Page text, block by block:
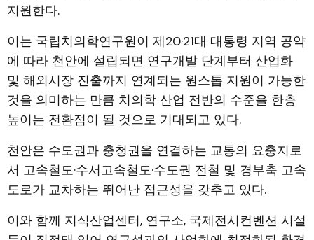
지원한다.
이는 국립치의학연구원이 제20·21대 대통령 지역 공약
에 따라 천안에 설립되면 연구개발 단계부터 산업화
및 해외시장 진출까지 연계되는 원스톱 지원이 가능한
것을 의미하는 만큼 치의학 산업 전반의 수준을 한층
높이는 전환점이 될 것으로 기대되고 있다.
천안은 수도권과 충청권을 연결하는 교통의 요충지로
서 고속철도·수서고속철도·수도권 전철 및 경부축 고속
도로가 교차하는 뛰어난 접근성을 갖추고 있다.
이와 함께 지식산업센터, 연구소, 국제전시컨벤션 시설